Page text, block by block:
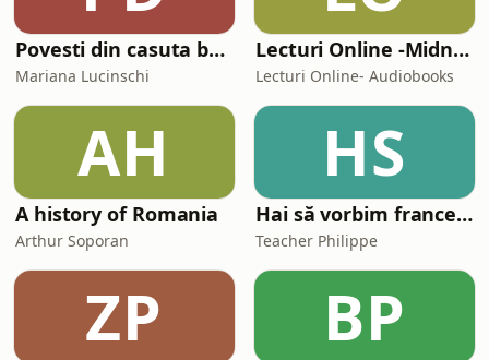
Povesti din casuta bunicilor
Mariana Lucinschi
Lecturi Online -Midnight Library- Audiobooks
Lecturi Online- Audiobooks
AH
A history of Romania
Arthur Soporan
HS
Hai să vorbim franceză împreună (Parlons français ensemble)
Teacher Philippe
ZP BP